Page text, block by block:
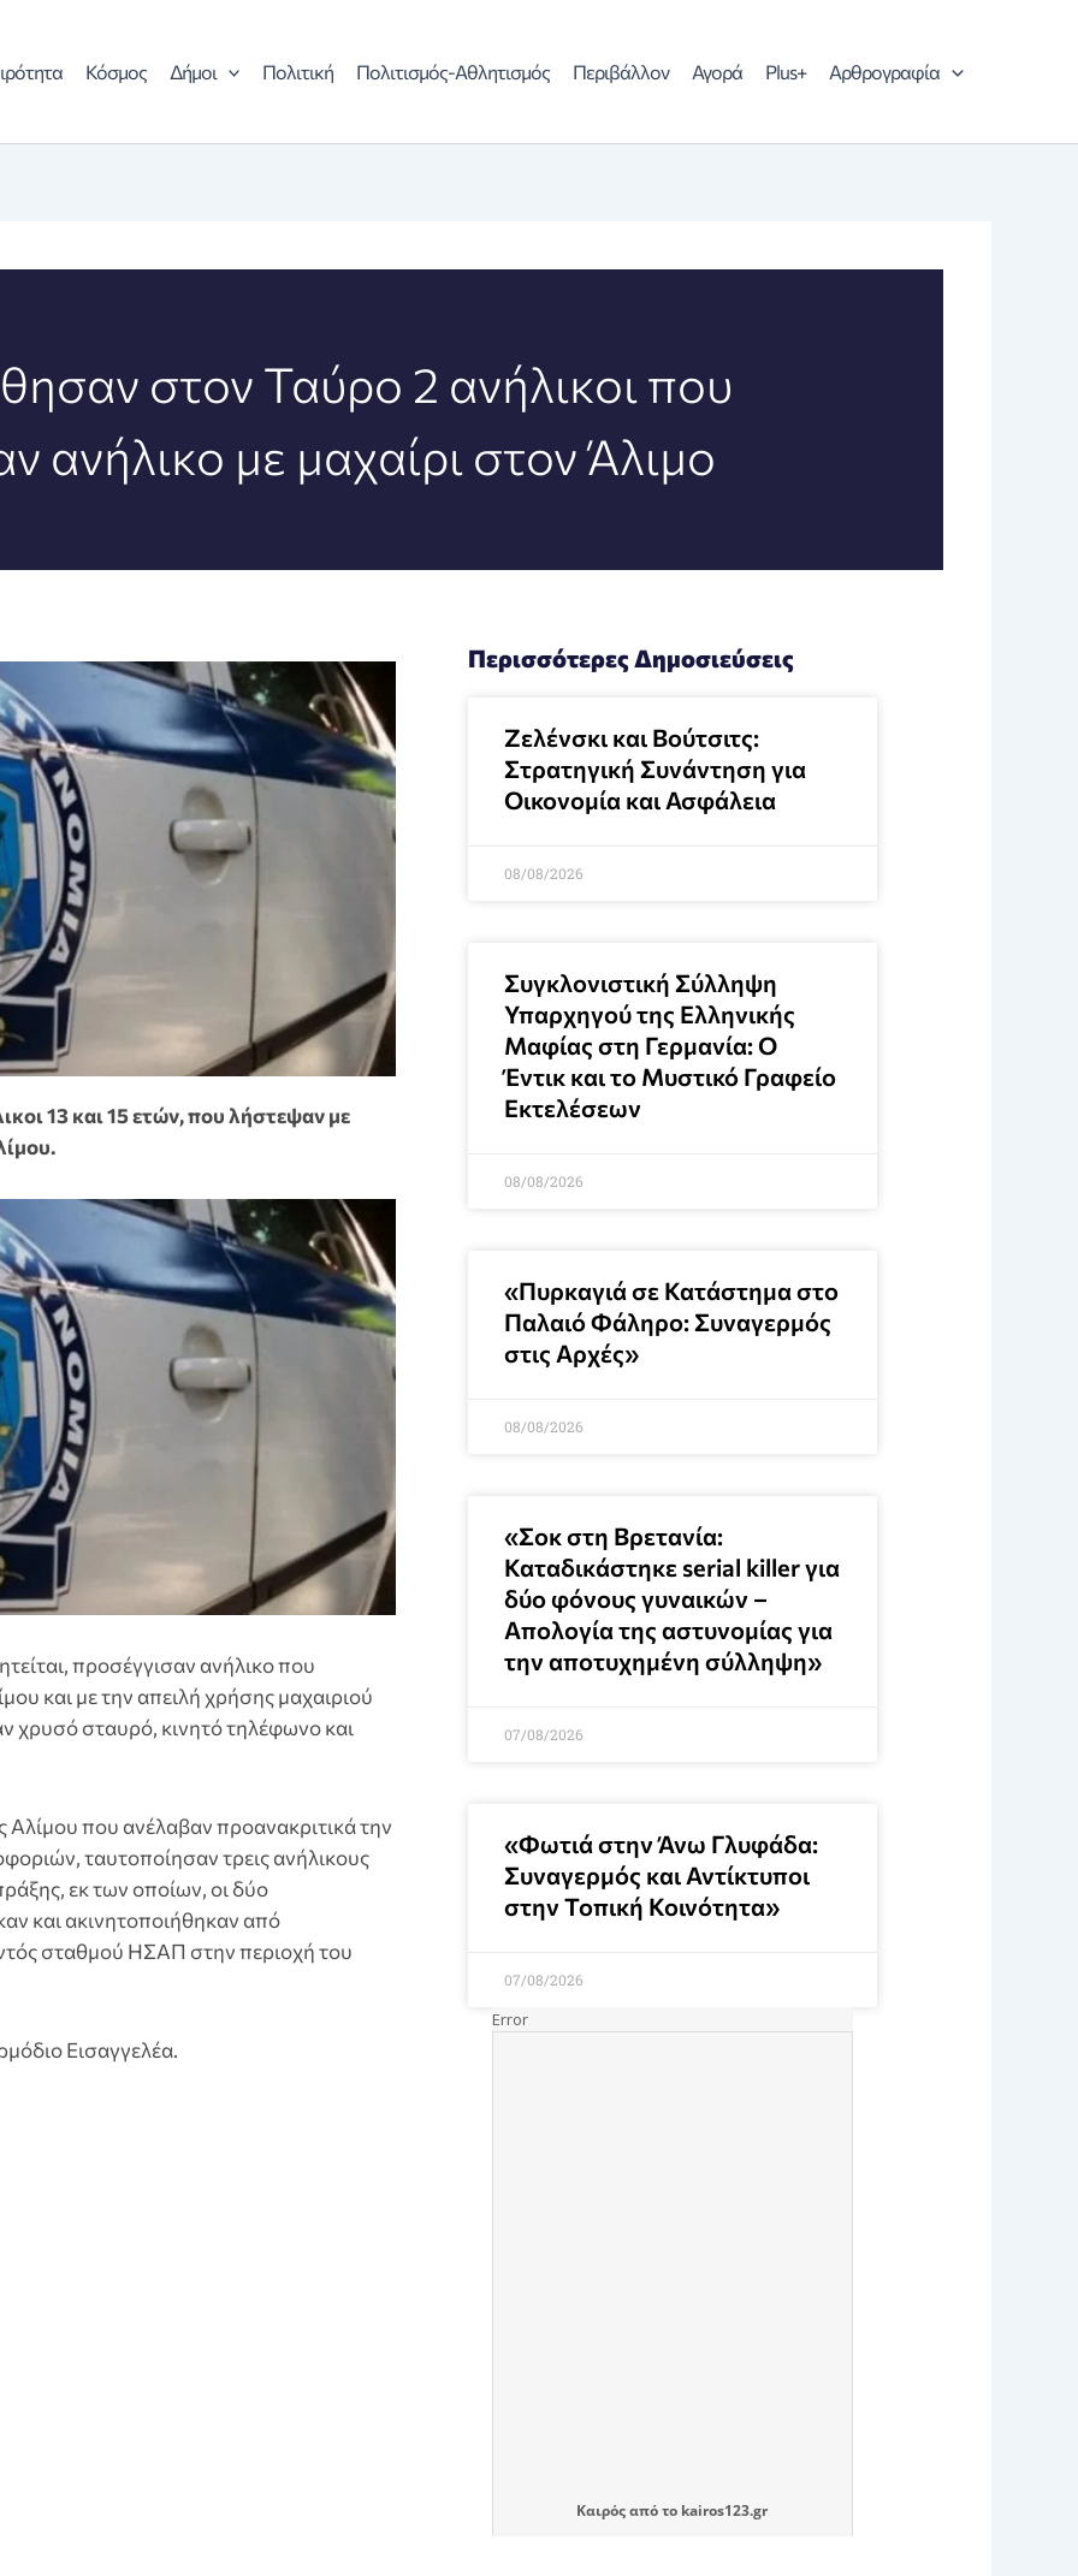
Κόσμος Δήμοι Πολιτική Πολιτισμός-Αθλητισμός Περιβάλλον Αγορά Plus+ Αρθρογραφία
στον Ταύρο 2 ανήλικοι που
ανήλικο με μαχαίρι στον Άλιμο
13 και 15 ετών, που λήστεψαν με
προσέγγισαν ανήλικο που
και με την απειλή χρήσης μαχαιριού
χρυσό σταυρό, κινητό τηλέφωνο και
που ανέλαβαν προανακριτικά την
ταυτοποίησαν τρεις ανήλικους
εκ των οποίων, οι δύο
και ακινητοποιήθηκαν από
σταθμού ΗΣΑΠ στην περιοχή του
Εισαγγελέα.
Περισσότερες Δημοσιεύσεις
Ζελένσκι και Βούτσιτς:
Στρατηγική Συνάντηση για
Οικονομία και Ασφάλεια
08/08/2026
Συγκλονιστική Σύλληψη
Υπαρχηγού της Ελληνικής
Μαφίας στη Γερμανία: Ο
Έντικ και το Μυστικό Γραφείο
Εκτελέσεων
08/08/2026
«Πυρκαγιά σε Κατάστημα στο
Παλαιό Φάληρο: Συναγερμός
στις Αρχές»
08/08/2026
«Σοκ στη Βρετανία:
Καταδικάστηκε serial killer για
δύο φόνους γυναικών –
Απολογία της αστυνομίας για
την αποτυχημένη σύλληψη»
07/08/2026
«Φωτιά στην Άνω Γλυφάδα:
Συναγερμός και Αντίκτυποι
στην Τοπική Κοινότητα»
07/08/2026
Καιρόςαπό το kairos123.gr